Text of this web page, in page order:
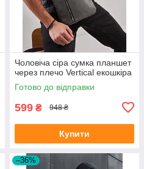
Чоловіча сіра сумка планшет
через плечо Vertical екошкіра
Готово до відправки
599 ₴ 948 ₴
Купити
–36%